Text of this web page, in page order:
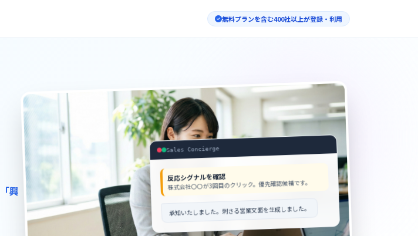
無料プランを含む400社以上が登録・利用
「興
反応シグナルを確認
株式会社〇〇が3回目のクリック。優先確認候補です。
承知いたしました。刺さる営業文面を生成しました。